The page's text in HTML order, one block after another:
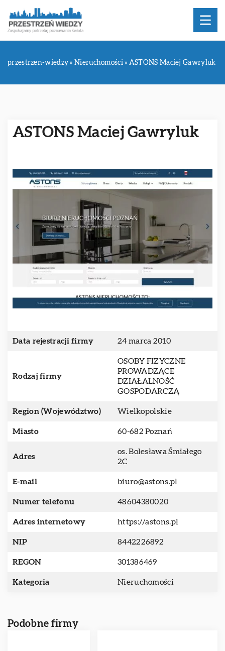
przestrzen-wiedzy »Nieruchomości» ASTONS Maciej Gawryluk
ASTONS Maciej Gawryluk
Data rejestracji firmy 24 marca 2010
Rodzaj firmy
OSOBY FIZYCZNE
PROWADZĄCE
DZIAŁALNOŚĆ
GOSPODARCZĄ
Region (Województwo) Wielkopolskie
Miasto 60-682 Poznań
Adres
os. Bolesława Śmiałego
2C
E-mail biuro@astons.pl
Numer telefonu 48604380020
Adres internetowy https://astons.pl
NIP 8442226892
REGON 301386469
Kategoria Nieruchomości
Podobne firmy